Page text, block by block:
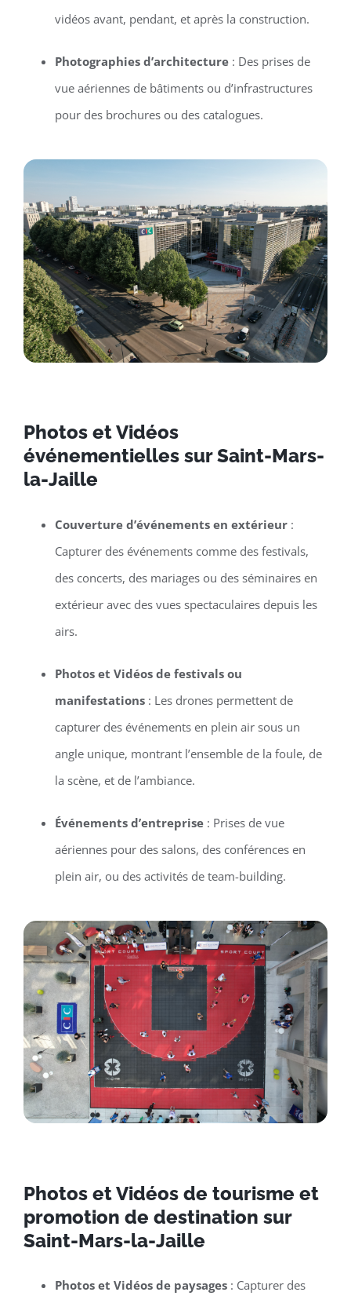
vidéos avant, pendant, et après la construction.
Photographies d’architecture: Des prises de
vue aériennes de bâtiments ou d’infrastructures
pour des brochures ou des catalogues.
Photos et Vidéos
événementielles sur Saint-Mars-
la-Jaille
Couverture d’événements en extérieur:
Capturer des événements comme des festivals,
des concerts, des mariages ou des séminaires en
extérieur avec des vues spectaculaires depuis les
airs.
Photos et Vidéos de festivals ou
manifestations: Les drones permettent de
capturer des événements en plein air sous un
angle unique, montrant l’ensemble de la foule, de
la scène, et de l’ambiance.
Événements d’entreprise: Prises de vue
aériennes pour des salons, des conférences en
plein air, ou des activités de team-building.
Photos et Vidéos de tourisme et
promotion de destination sur
Saint-Mars-la-Jaille
Photos et Vidéos de paysages: Capturer des